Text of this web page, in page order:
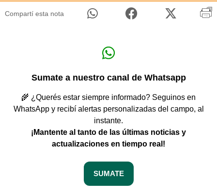
Compartí esta nota
Sumate a nuestro canal de Whatsapp
🌾 ¿Querés estar siempre informado? Seguinos en
WhatsApp y recibí alertas personalizadas del campo, al
instante.
¡Mantente al tanto de las últimas noticias y
actualizaciones en tiempo real!
SUMATE